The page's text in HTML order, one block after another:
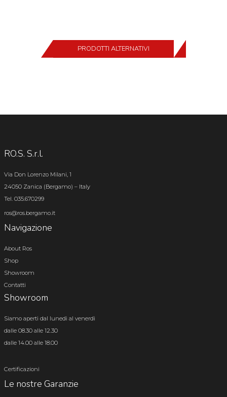
PRODOTTI ALTERNATIVI
RO.S. S.r.l.
Via Don Lorenzo Milani, 1
24050 Zanica (Bergamo) – Italy
Tel. 035.670299
ros@ros.bergamo.it
Navigazione
About Ros
Shop
Showroom
Contatti
Showroom
Siamo aperti dal lunedì al venerdì
dalle 08.30 alle 12.30
dalle 14.00 alle 18.00
Certificazioni
Le nostre Garanzie